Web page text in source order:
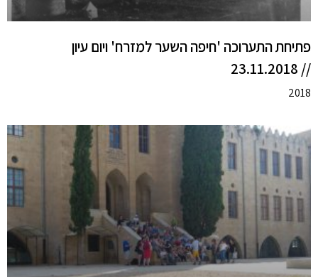
פתיחת התערוכה 'חיפה השער למזרח' ויום עיון
// 23.11.2018
2018